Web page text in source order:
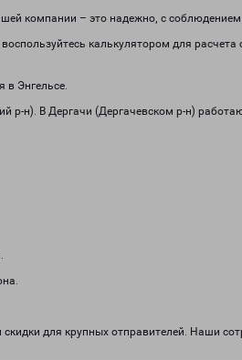
компании – это надежно, с
калькулятором для
в Энгельсе.
р-н). В Дергачи (Дергачевском р-н)
для крупных отправителей. Наши